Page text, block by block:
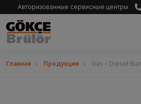
Авторизованные сервисные центры
Главная Продукция Gas - Diesel